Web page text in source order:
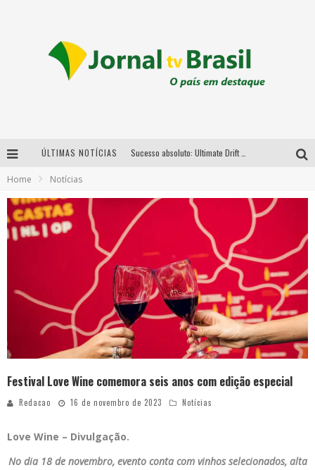
ÚLTIMAS NOTÍCIAS
Em abril, Boulevard Shopping BH realiza sorteio de TVs 4K
Home Notícias
Festival Love Wine comemora seis anos com edição especial
Redacao 16 de novembro de 2023 Notícias
Love Wine – Divulgação.
No dia 18 de novembro, evento conta com vinhos selecionados, alta